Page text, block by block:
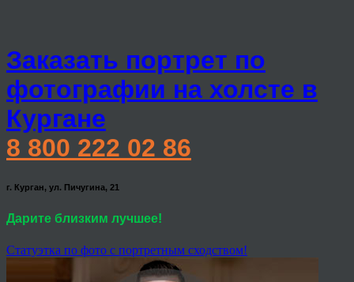
Заказать портрет по
фотографии на холсте в
Кургане
8 800 222 02 86
г. Курган, ул. Пичугина, 21
Дарите близким лучшее!
Статуэтка по фото с портретным сходством!